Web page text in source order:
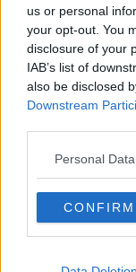
us or personal
your opt-out. You
disclosure of your
IAB’s list of
also be disclosed
Downstream
Personal
CONFIRM
Ecco
note
"Rifiuti
La
Musica